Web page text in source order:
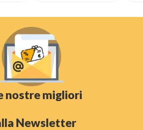
nostre migliori
Newsletter